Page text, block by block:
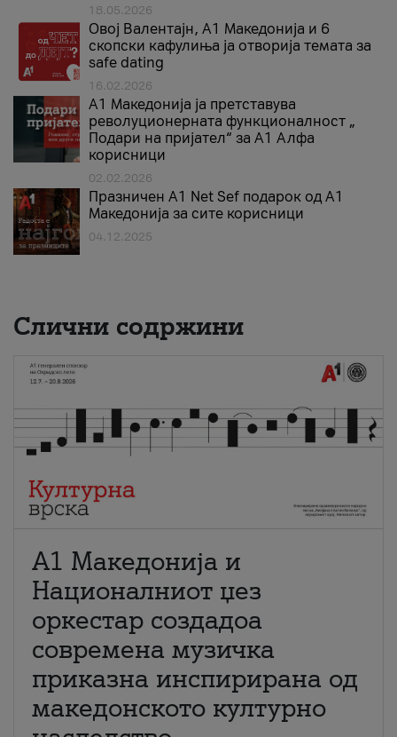
18.05.2026
Овој Валентајн, A1 Македонија и 6
скопски кафулиња ја отворија темата за
safe dating
16.02.2026
А1 Македонија ја претставува
револуционерната функционалност „
Подари на пријател“ за А1 Алфа
корисници
02.02.2026
Празничен A1 Net Sеf подарок од А1
Македонија за сите корисници
04.12.2025
Слични содржини
А1 Македонија и
Националниот џез
оркестар создадоа
современа музичка
приказна инспирирана од
македонското културно